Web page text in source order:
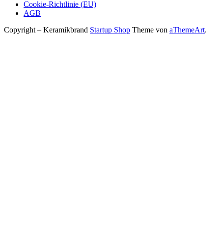
Cookie-Richtlinie (EU)
AGB
Copyright – Keramikbrand Startup Shop Theme von aThemeArt.